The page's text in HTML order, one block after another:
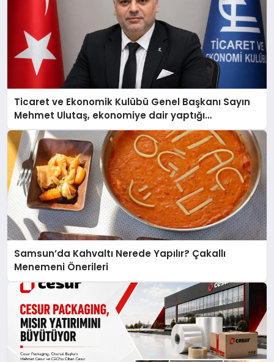
Ticaret ve Ekonomik Kulübü Genel Başkanı Sayın
Mehmet Ulutaş, ekonomiye dair yaptığı
açıklamada şunları kaydetti:
Samsun’da Kahvaltı Nerede Yapılır? Çakallı
Menemeni Önerileri